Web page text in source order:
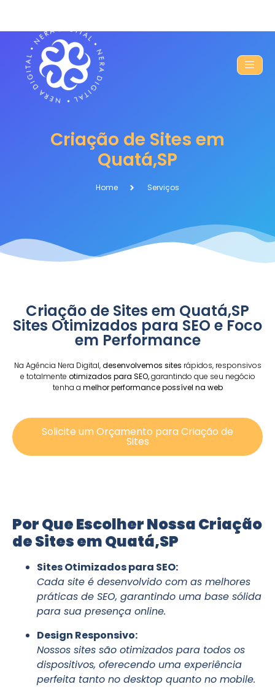
Criação de Sites em
Quatá,SP
Home Serviços
Criação de Sites em Quatá,SP
Sites Otimizados para SEO e Foco
em Performance
Na Agência Nera Digital,desenvolvemos sites rápidos, responsivos
e totalmente otimizados para SEO,garantindo que seu negócio
tenha a melhor performance possível na web
Solicite um Orçamento para Criação de
Sites
Por Que Escolher Nossa Criação
de Sites em Quatá,SP
Sites Otimizados para SEO:
Cada site é desenvolvido com as melhores
práticas de SEO, garantindo uma base sólida
para sua presença online.
Design Responsivo:
Nossos sites são otimizados para todos os
dispositivos, oferecendo uma experiência
perfeita tanto no desktop quanto no mobile.